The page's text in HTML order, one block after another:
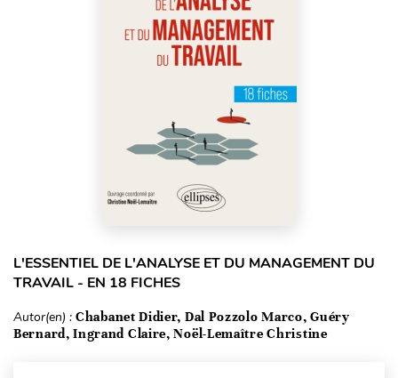
L'ESSENTIEL DE L'ANALYSE ET DU MANAGEMENT DU
TRAVAIL - EN 18 FICHES
Autor(en) : Chabanet Didier, Dal Pozzolo Marco, Guéry
Bernard, Ingrand Claire, Noël-Lemaître Christine